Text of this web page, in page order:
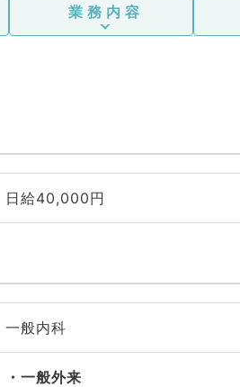
業務内容
日給40,000円
一般内科
一般外来